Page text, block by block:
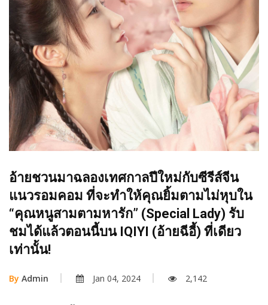
อ้ายชวนมาฉลองเทศกาลปีใหม่กับซีรีส์จีน
แนวรอมคอม ที่จะทำให้คุณยิ้มตามไม่หุบใน
“คุณหนูสามตามหารัก” (Special Lady) รับ
ชมได้แล้วตอนนี้บน IQIYI (อ้ายฉีอี้) ที่เดียว
เท่านั้น!
By Admin Jan 04, 2024 2,142